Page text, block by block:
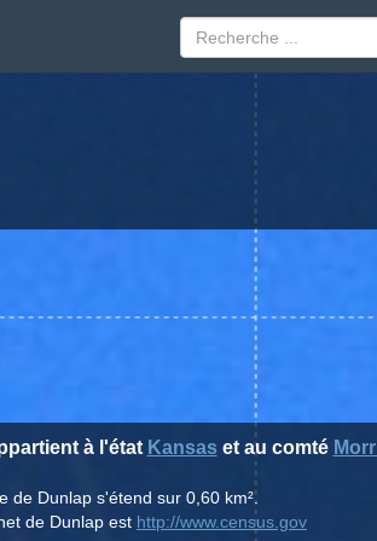
à l'état Kansaset au comté
de Dunlap s'étend sur 0,60 km².
de Dunlap est http://www.census.gov